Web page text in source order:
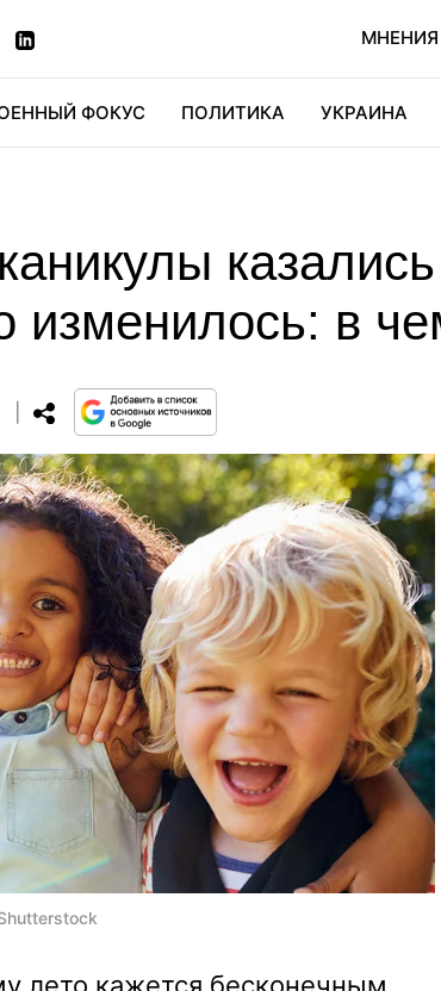
МНЕНИЯ
ФОКУС ПОЛИТИКА УКРАИНА
изменилось: в